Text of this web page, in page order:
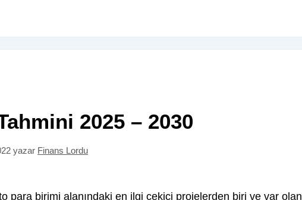
2025 – 2030
yazar Finans Lordu
para birimi alanındaki en ilgi çekici projelerden biri ve var olan